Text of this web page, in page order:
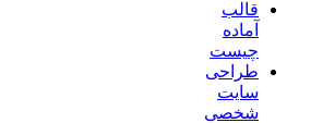
قالب
آماده
چیست
طراحی
سایت
شخصی